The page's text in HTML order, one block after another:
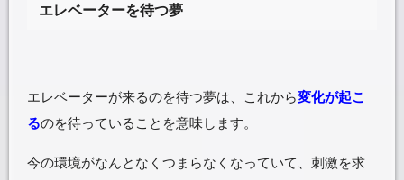
エレベーターを待つ夢
エレベーターが来るのを待つ夢は、これから変化が起こ
るのを待っていることを意味します。
今の環境がなんとなくつまらなくなっていて、刺激を求